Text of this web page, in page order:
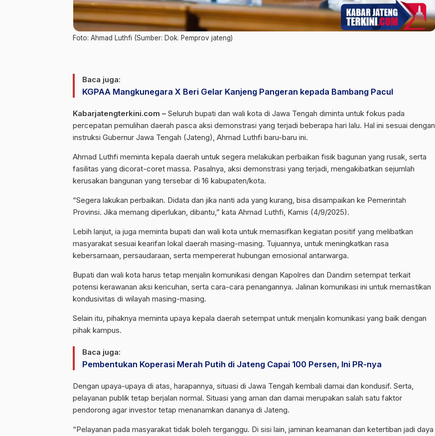
Foto: Ahmad Luthfi (Sumber: Dok. Pemprov jateng)
Baca juga:
KGPAA Mangkunegara X Beri Gelar Kanjeng Pangeran kepada Bambang Pacul
Kabarjatengterkini.com – Seluruh bupati dan wali kota di Jawa Tengah diminta untuk fokus pada
percepatan pemulihan daerah pasca aksi demonstrasi yang terjadi beberapa hari lalu. Hal ini sesuai dengan
instruksi Gubernur Jawa Tengah (Jateng), Ahmad Luthfi baru-baru ini.
Ahmad Luthfi meminta kepala daerah untuk segera melakukan perbaikan fisik bagunan yang rusak, serta
fasilitas yang dicorat-coret massa. Pasalnya, aksi demonstrasi yang terjadi, mengakibatkan sejumlah
kerusakan bangunan yang tersebar di 16 kabupaten/kota.
“Segera lakukan perbaikan. Didata dan jika nanti ada yang kurang, bisa disampaikan ke Pemerintah
Provinsi. Jika memang diperlukan, dibantu,” kata Ahmad Luthfi, Kamis (4/9/2025).
Lebih lanjut, ia juga meminta bupati dan wali kota untuk memasifkan kegiatan positif yang melibatkan
masyarakat sesuai kearifan lokal daerah masing-masing. Tujuannya, untuk meningkatkan rasa
kebersamaan, persaudaraan, serta mempererat hubungan emosional antarwarga.
Bupati dan wali kota harus tetap menjalin komunikasi dengan Kapolres dan Dandim setempat terkait
potensi kerawanan aksi kericuhan, serta cara-cara penangannya. Jalinan komunikasi ini untuk memastikan
kondusivitas di wilayah masing-masing.
Selain itu, pihaknya meminta upaya kepala daerah setempat untuk menjalin komunikasi yang baik dengan
pihak kampus.
Baca juga:
Pembentukan Koperasi Merah Putih di Jateng Capai 100 Persen, Ini PR-nya
Dengan upaya-upaya di atas, harapannya, situasi di Jawa Tengah kembali damai dan kondusif. Serta,
pelayanan publik tetap berjalan normal. Situasi yang aman dan damai merupakan salah satu faktor
pendorong agar investor tetap menanamkan dananya di Jateng.
“Pelayanan pada masyarakat tidak boleh terganggu. Di sisi lain, jaminan keamanan dan ketertiban jadi daya